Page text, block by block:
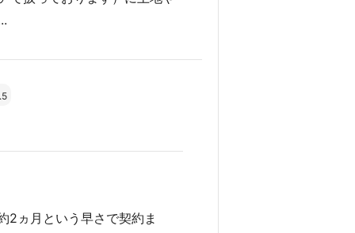
2ヵ月という早さで契約ま